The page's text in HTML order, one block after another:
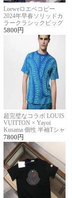
Loeweロエベコピー
2024年早春ソリッドカ
ラークラシックビッグ
ロゴ刺繍Tシャツ
5800 円
超完璧なコラボ LOUIS
VUITTON × Yayoi
Kusama 個性 半袖Tシャ
ツコピー男女兼用
7800 円